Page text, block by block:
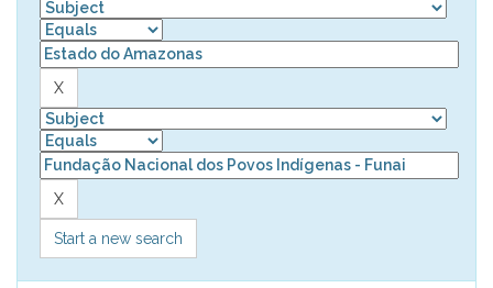
Start a new search